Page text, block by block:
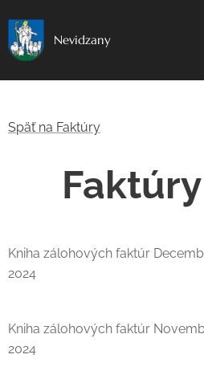
Nevidzany
Späť na Faktúry
Kniha zálohových faktúr
2024
Kniha zálohových faktúr
2024